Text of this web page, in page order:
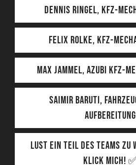
Dennis Ringel, KFZ-
Felix Rolke, KFZ-
Max Jammel, Azubi KFZ-
Saimir Baruti,
Aufbereitung
LUST EIN TEIL DES TEAMS
KLICK MICH! ✅